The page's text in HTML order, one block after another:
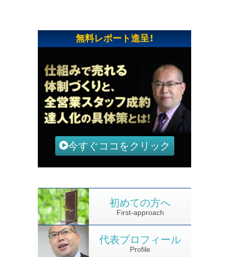
無料レポート進呈！
今すぐココをクリック
First-approach
初めての方へ
Profile
代表プロフィール